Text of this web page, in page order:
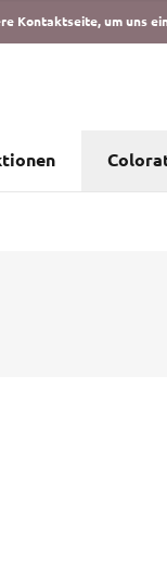
Kontaktseite, um uns